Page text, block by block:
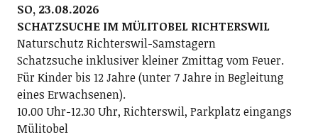
SO, 23.08.2026
SCHATZSUCHE IM MÜLITOBEL RICHTERSWIL
Naturschutz Richterswil-Samstagern
Schatzsuche inklusiver kleiner Zmittag vom Feuer.
Für Kinder bis 12 Jahre (unter 7 Jahre in Begleitung
eines Erwachsenen).
10.00 Uhr-12.30 Uhr, Richterswil, Parkplatz eingangs
Mülitobel